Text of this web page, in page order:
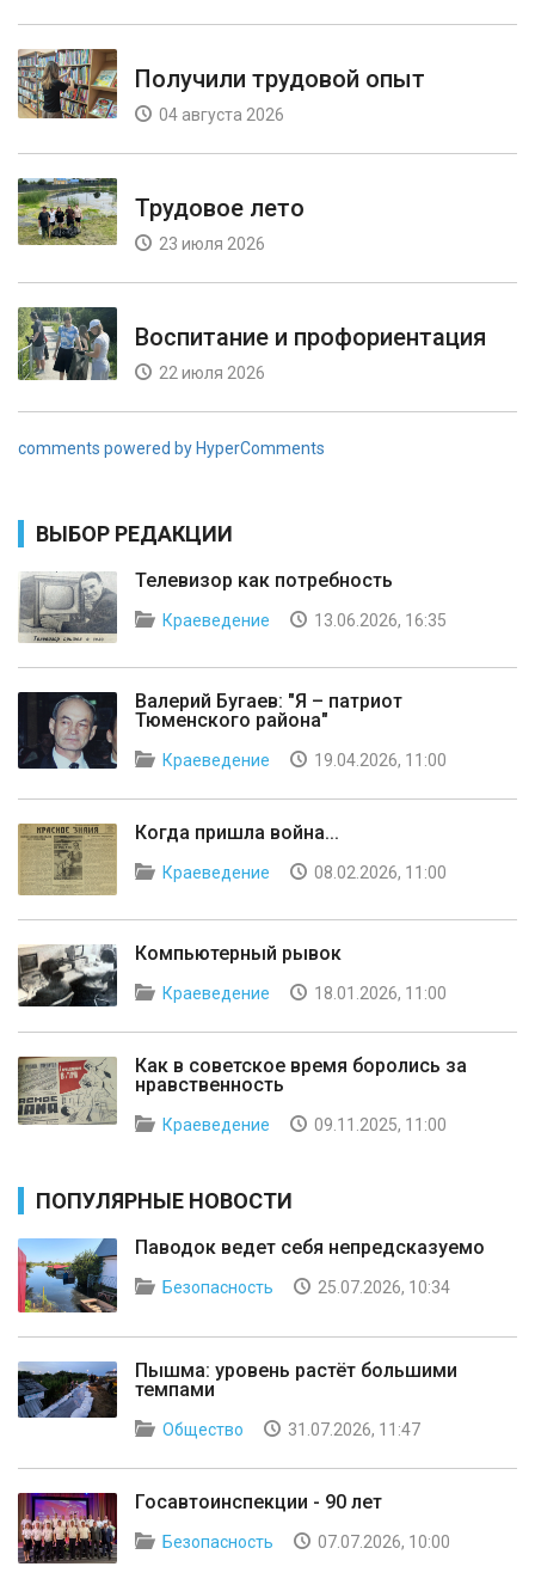
Получили трудовой опыт
04 августа 2026
Трудовое лето
23 июля 2026
Воспитание и профориентация
22 июля 2026
comments powered by HyperComments
ВЫБОР РЕДАКЦИИ
Телевизор как потребность
Краеведение 13.06.2026, 16:35
Валерий Бугаев: "Я – патриот
Тюменского района"
Краеведение 19.04.2026, 11:00
Когда пришла война...
Краеведение 08.02.2026, 11:00
Компьютерный рывок
Краеведение 18.01.2026, 11:00
Как в советское время боролись за
нравственность
Краеведение 09.11.2025, 11:00
ПОПУЛЯРНЫЕ НОВОСТИ
Паводок ведет себя непредсказуемо
Безопасность 25.07.2026, 10:34
Пышма: уровень растёт большими
темпами
Общество 31.07.2026, 11:47
Госавтоинспекции - 90 лет
Безопасность 07.07.2026, 10:00